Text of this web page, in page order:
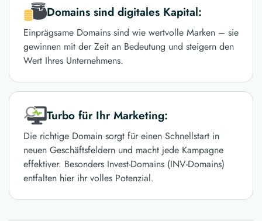
Domains sind digitales Kapital:
Einprägsame Domains sind wie wertvolle Marken – sie
gewinnen mit der Zeit an Bedeutung und steigern den
Wert Ihres Unternehmens.
Turbo für Ihr Marketing:
Die richtige Domain sorgt für einen Schnellstart in
neuen Geschäftsfeldern und macht jede Kampagne
effektiver. Besonders Invest-Domains (INV-Domains)
entfalten hier ihr volles Potenzial.